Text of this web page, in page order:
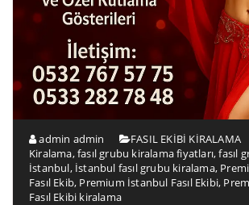
admin admin FASIL EKİBİ KİRALAMA
Kiralama,fasıl grubu kiralama fiyatları,fasıl
İstanbul, İstanbul fasıl grubu kiralama,
Fasıl Ekib, Premium İstanbul Fasıl Ekibi,
Fasıl Ekibi kiralama